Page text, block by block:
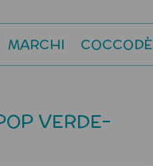
MARCHI COCCODÈ
VERDE-